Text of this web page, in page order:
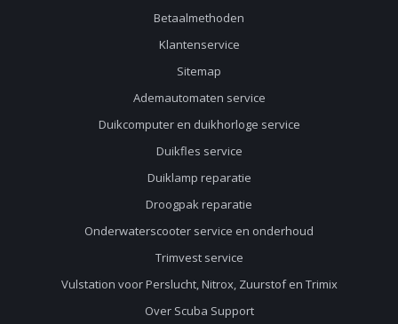
Betaalmethoden
Klantenservice
Sitemap
Ademautomaten service
Duikcomputer en duikhorloge service
Duikfles service
Duiklamp reparatie
Droogpak reparatie
Onderwaterscooter service en onderhoud
Trimvest service
Vulstation voor Perslucht, Nitrox, Zuurstof en Trimix
Over Scuba Support